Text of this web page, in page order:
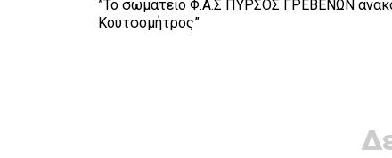
”Το σωματείο Φ.Α.Σ ΠΥΡΣΟΣ ΓΡΕΒΕΝΩΝ
Κουτσομήτρος”